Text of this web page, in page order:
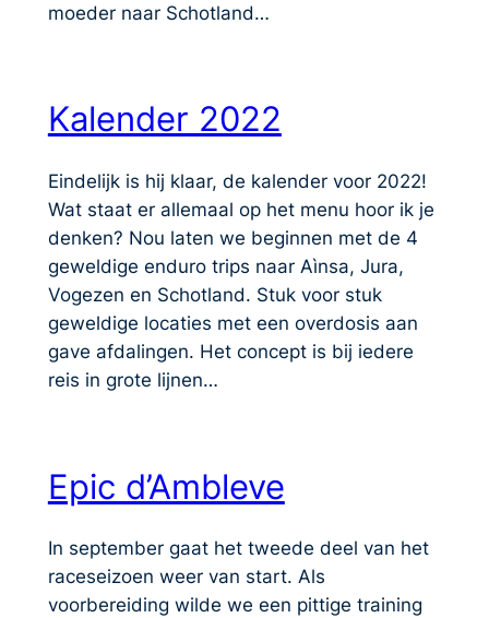
moeder naar Schotland…
Kalender 2022
Eindelijk is hij klaar, de kalender voor 2022!
Wat staat er allemaal op het menu hoor ik je
denken? Nou laten we beginnen met de 4
geweldige enduro trips naar Aìnsa, Jura,
Vogezen en Schotland. Stuk voor stuk
geweldige locaties met een overdosis aan
gave afdalingen. Het concept is bij iedere
reis in grote lijnen…
Epic d’Ambleve
In september gaat het tweede deel van het
raceseizoen weer van start. Als
voorbereiding wilde we een pittige training